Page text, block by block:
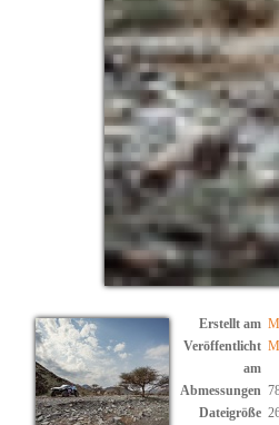
Erstellt am
Veröffentlicht
am
Abmessungen
Dateigröße